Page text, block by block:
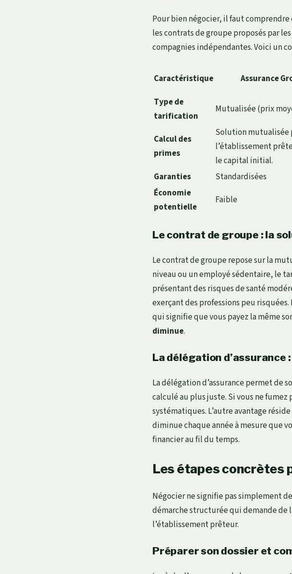
Pour bien négocier, il faut comprendre
les contrats de groupe proposés par
compagnies indépendantes. Voici un
Caractéristique Assurance
Type de
tarification
Mutualisée (prix
Calcul des
primes
Solution mutualisée
l’établissement
le capital initial.
Garanties
Standardisées
Économie
potentielle
Faible
Le contrat de groupe : la
Le contrat de groupe repose sur la
niveau ou un employé sédentaire, le
présentant des risques de santé
exerçant des professions peu
qui signifie que vous payez la même
diminue.
La délégation d’assurance
La délégation d’assurance permet de
calculé au plus juste. Si vous ne fumez
systématiques. L’autre avantage
diminue chaque année à mesure que
financier au fil du temps.
Les étapes concrètes
Négocier ne signifie pas simplement
démarche structurée qui demande
l’établissement prêteur.
Préparer son dossier et